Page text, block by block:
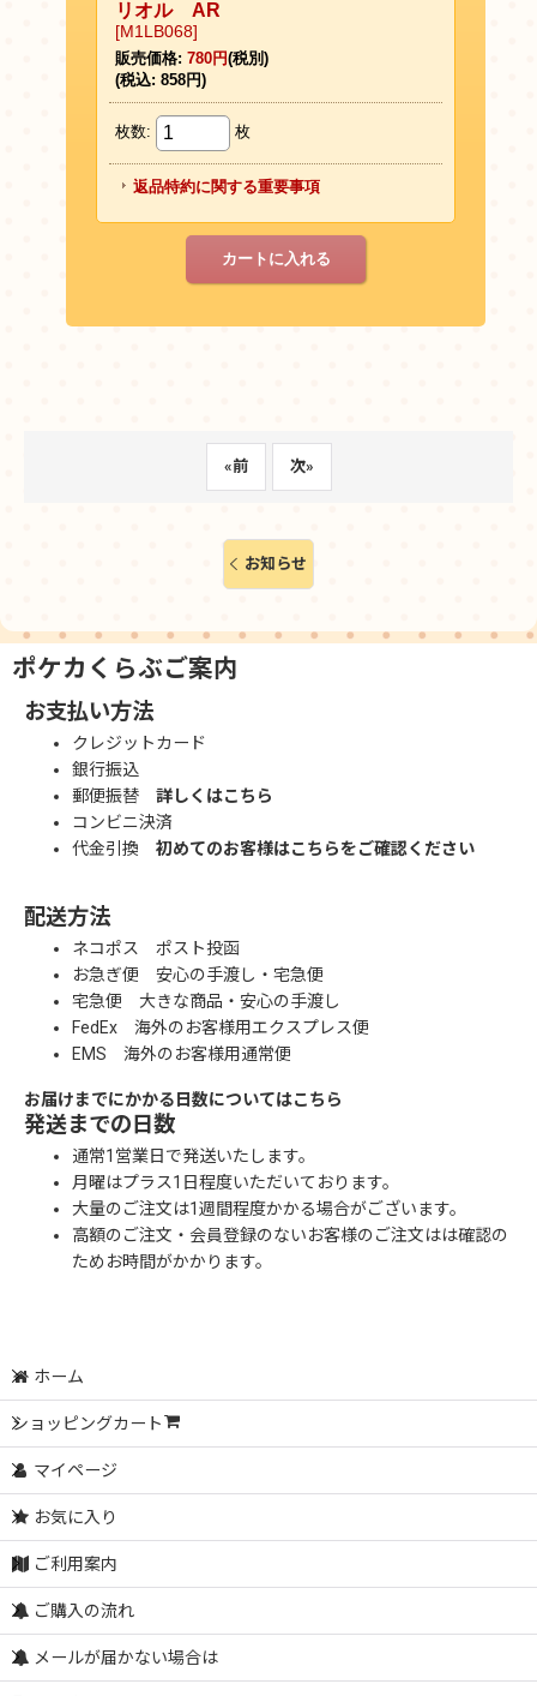
«前 次»
お知らせ
ポケカくらぶご案内
お支払い方法
クレジットカード
銀行振込
郵便振替 詳しくはこちら
コンビニ決済
代金引換 初めてのお客様はこちらをご確認ください
配送方法
ネコポス ポスト投函
お急ぎ便 安心の手渡し・宅急便
宅急便 大きな商品・安心の手渡し
FedEx 海外のお客様用エクスプレス便
EMS 海外のお客様用通常便
お届けまでにかかる日数についてはこちら
発送までの日数
通常1営業日で発送いたします。
月曜はプラス1日程度いただいております。
大量のご注文は1週間程度かかる場合がございます。
高額のご注文・会員登録のないお客様のご注文はは確認の
ためお時間がかかります。
ホーム
ショッピングカート
マイページ
お気に入り
ご利用案内
ご購入の流れ
メールが届かない場合は